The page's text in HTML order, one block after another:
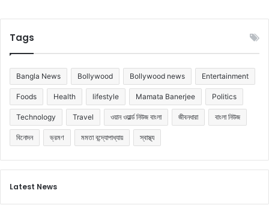
Tags
Bangla News Bollywood Bollywood news Entertainment
Foods Health lifestyle Mamata Banerjee Politics
Technology Travel ওয়ান ওয়ার্ল্ড নিউজ বাংলা জীবনধারা বাংলা নিউজ
বিনোদন ভ্রমণ মমতা বন্দ্যোপাধ্যায় স্বাস্থ্য
Latest News